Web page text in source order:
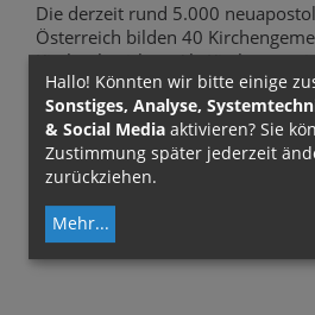
Die derzeit rund 5.000
Österreich bilden 40
Kirchenbezirken. Als
Matthias Pfützner seit 2021
ständiger Vertreter ist Hirte
neben Österreich auch für die
Tschechien, Ungarn und
deutschsprachigen Schweiz
Hallo! Könnten wir bitte einige
Sonstiges, Analyse,
& Social Media aktivieren? Sie
Zustimmung später jederzeit
zurückziehen.
Mehr...